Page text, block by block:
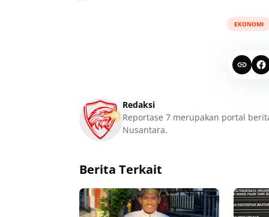
EKONOMI
Redaksi
Reportase 7 merupakan portal
Nusantara.
Berita Terkait